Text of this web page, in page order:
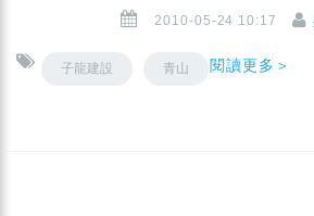
2010-05-24 10:17
子龍建設 青山 閱讀更多＞